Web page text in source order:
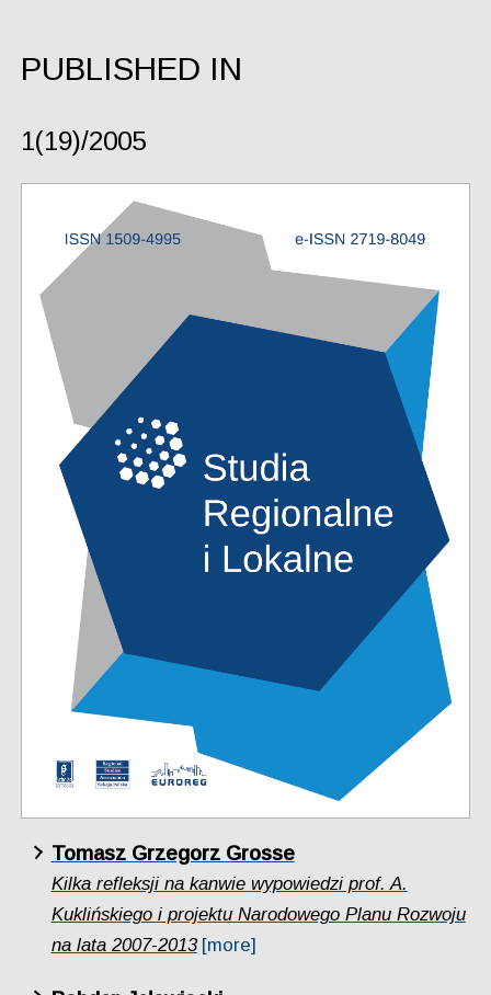
PUBLISHED IN
1(19)/2005
Tomasz Grzegorz Grosse
Kilka refleksji na kanwie wypowiedzi prof. A.
Kuklińskiego i projektu Narodowego Planu Rozwoju
na lata 2007-2013 [more]